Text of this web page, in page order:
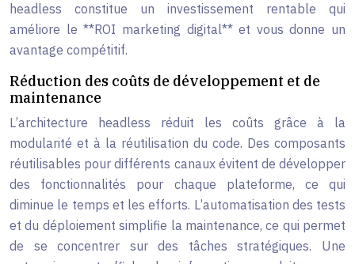
headless constitue un investissement rentable qui
améliore le **ROI marketing digital** et vous donne un
avantage compétitif.
Réduction des coûts de développement et de
maintenance
L’architecture headless réduit les coûts grâce à la
modularité et à la réutilisation du code. Des composants
réutilisables pour différents canaux évitent de développer
des fonctionnalités pour chaque plateforme, ce qui
diminue le temps et les efforts. L’automatisation des tests
et du déploiement simplifie la maintenance, ce qui permet
de se concentrer sur des tâches stratégiques. Une